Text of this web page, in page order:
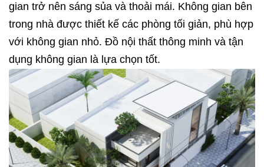
gian trở nên sáng sủa và thoải mái. Không gian bên
trong nhà được thiết kế các phòng tối giản, phù hợp
với không gian nhỏ. Đồ nội thất thông minh và tận
dụng không gian là lựa chọn tốt.